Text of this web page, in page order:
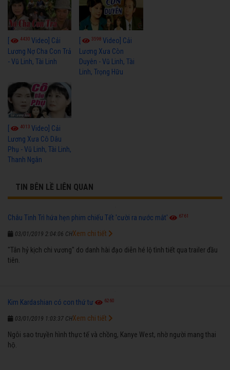
4430 Video] Cải
Lương Nợ Cha Con Trả
- Vũ Linh, Tài Linh
3598Video] Cải
Lương Xưa Còn
Duyên - Vũ Linh, Tài
Linh, Trọng Hữu
[ 4013 Video] Cải
Lương Xưa Cô Dâu
Phụ - Vũ Linh, Tài Linh,
Thanh Ngân
TIN BÊN LỀ LIÊN QUAN
Châu Tinh Trì hứa hẹn phim chiếu Tết 'cười ra nước mắt' 6761
03/01/2019 2:04:06 CH
"Tân hỷ kịch chi vương" do danh hài đạo diễn hé lộ tình tiết qua trailer đầu
tiên.
Xem chi tiết
Kim Kardashian có con thứ tư 6260
03/01/2019 1:03:37 CH
Ngôi sao truyền hình thực tế và chồng, Kanye West, nhờ người mang thai
hộ.
Xem chi tiết